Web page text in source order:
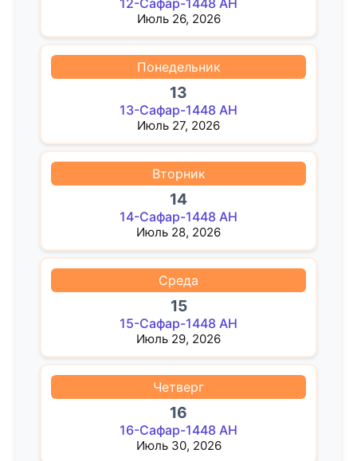
Июль 26, 2026
Понедельник
13
13-Сафар-1448 AH
Июль 27, 2026
Вторник
14
14-Сафар-1448 AH
Июль 28, 2026
Среда
15
15-Сафар-1448 AH
Июль 29, 2026
Четверг
16
16-Сафар-1448 AH
Июль 30, 2026